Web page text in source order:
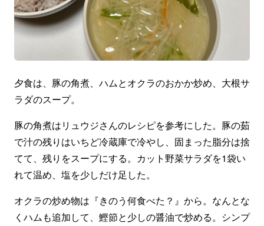
夕食は、豚の角煮、ハムとオクラのおかか炒め、大根サ
ラダのスープ。
豚の角煮はリュウジさんのレシピを参考にした。豚の茹
で汁の残りはいちど冷蔵庫で冷やし、固まった脂分は捨
てて、残りをスープにする。カット野菜サラダを1袋い
れて温め、塩を少しだけ足した。
オクラの炒め物は『きのう何食べた？』から。なんとな
くハムも追加して、鰹節と少しの醤油で炒める。シンプ